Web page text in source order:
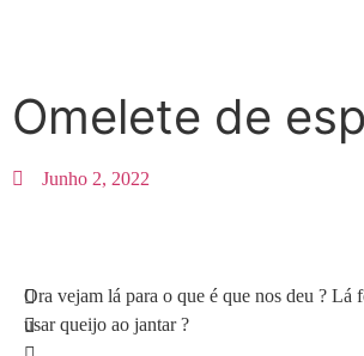
Omelete de
Junho 2, 2022
Ora vejam lá para o que é que nos deu ? Lá
usar queijo ao jantar ?